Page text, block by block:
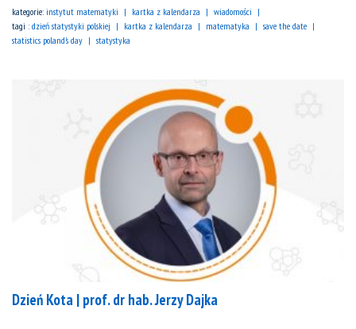
kategorie: instytut matematyki kartka z kalendarza
wiadomości
tagi : dzień statystyki polskiej kartka z kalendarza matematyka
save the date
statistics poland's day
statystyka
Dzień Kota | prof. dr hab. Jerzy Dajka